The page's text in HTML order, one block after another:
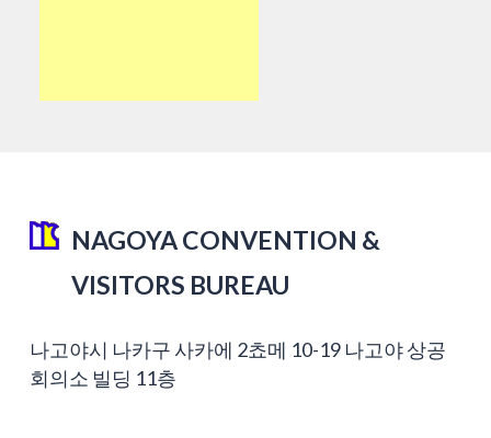
NAGOYA CONVENTION &
VISITORS BUREAU
나고야시 나카구 사카에 2쵸메 10-19 나고야 상공
회의소 빌딩 11층